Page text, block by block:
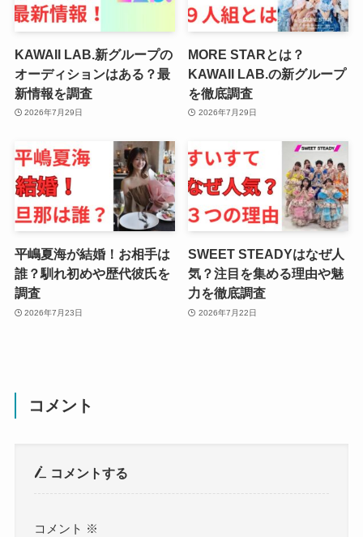
KAWAII LAB.新グループの
オーディションはある？最
新情報を調査
2026年7月29日
MORE STARとは？
KAWAII LAB.の新グループ
を徹底調査
2026年7月29日
平嶋夏海が結婚！お相手は
誰？馴れ初めや歴代彼氏を
調査
2026年7月23日
SWEET STEADYはなぜ人
気？注目を集める理由や魅
力を徹底調査
2026年7月22日
コメント
コメントする
コメント ※